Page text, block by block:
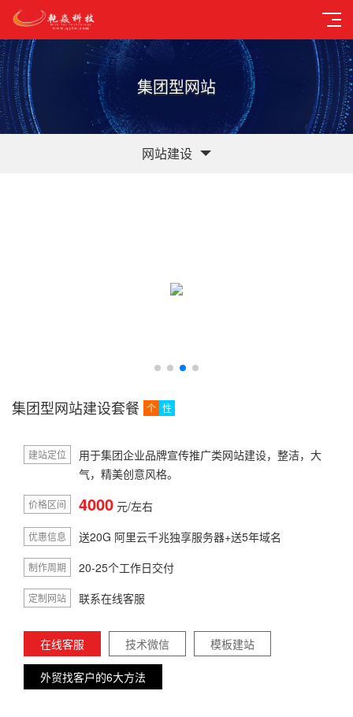
集团型网站
网站建设
集团型网站建设套餐 个 性
建站定位
用于集团企业品牌宣传推广类网站建设，整洁，大
气，精美创意风格。
价格区间 4000 元/左右
优惠信息 送20G 阿里云千兆独享服务器+送5年域名
制作周期 20-25个工作日交付
定制网站 联系在线客服
在线客服 技术微信 模板建站
外贸找客户的6大方法